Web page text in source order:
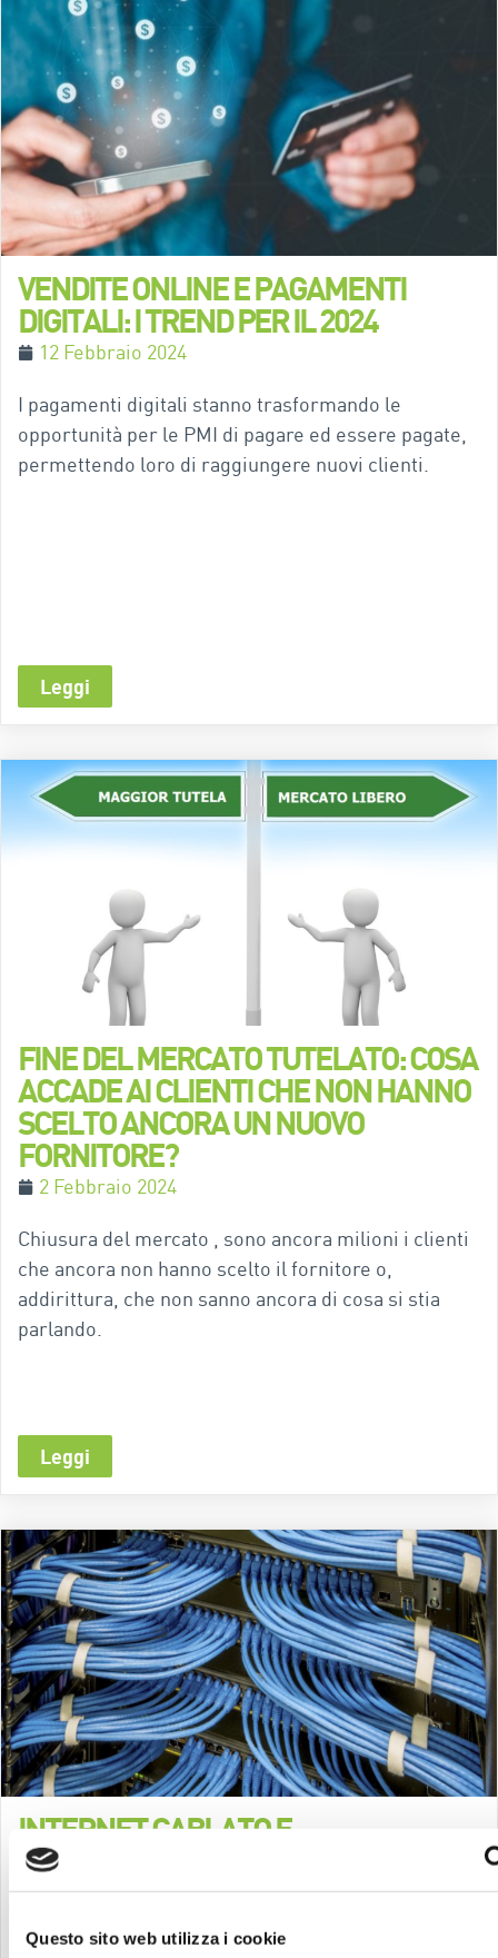
Questo sito web utilizza i cookie
VENDITE ONLINE E PAGAMENTI
DIGITALI: I TREND PER IL 2024
12 Febbraio 2024
I pagamenti digitali stanno trasformando le
opportunità per le PMI di pagare ed essere pagate,
permettendo loro di raggiungere nuovi clienti.
Leggi
FINE DEL MERCATO TUTELATO: COSA
ACCADE AI CLIENTI CHE NON HANNO
SCELTO ANCORA UN NUOVO
FORNITORE?
2 Febbraio 2024
Chiusura del mercato , sono ancora milioni i clienti
che ancora non hanno scelto il fornitore o,
addirittura, che non sanno ancora di cosa si stia
parlando.
Leggi
INTERNET CABLATO E
PERFORMANTE: COME OTTENERLO?
20 Dicembre 2023
In qualsiasi azienda è fondamentale possedere un